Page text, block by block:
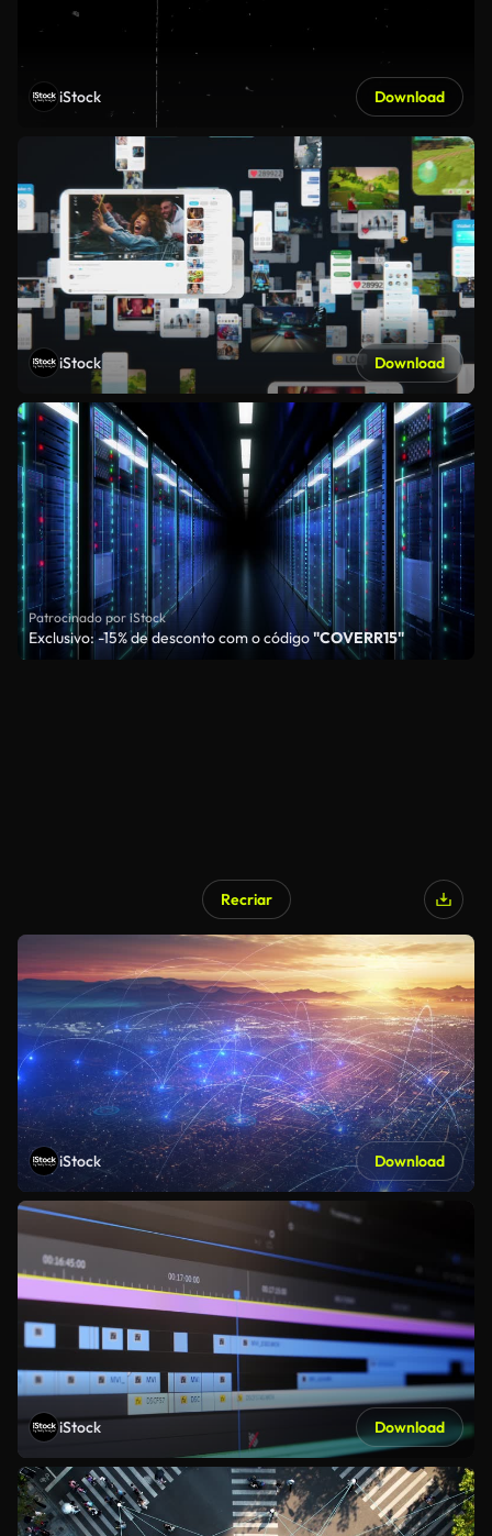
iStock Download
iStock Download
Patrocinado por iStock
Exclusivo: -15% de desconto com o código"COVERR15"
Recriar
iStock Download
iStock Download